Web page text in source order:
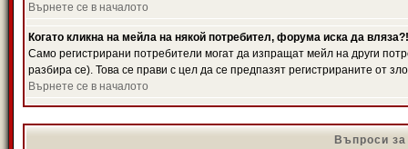
Върнете се в началото
Когато кликна на мейла на някой потребител, форума иска да вляза?!
Само регистрирани потребители могат да изпращат мейл на други
разбира се). Това се прави с цел да се предпазят регистрираните от
Върнете се в началото
Въпроси